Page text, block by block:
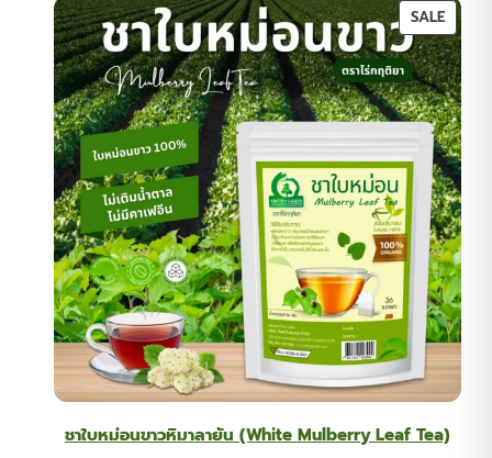
การให้
คะแนนของ
ลูกค้า
SALE
ON
SALE
ชาใบหม่อนขาวหิมาลายัน (White Mulberry Leaf Tea)